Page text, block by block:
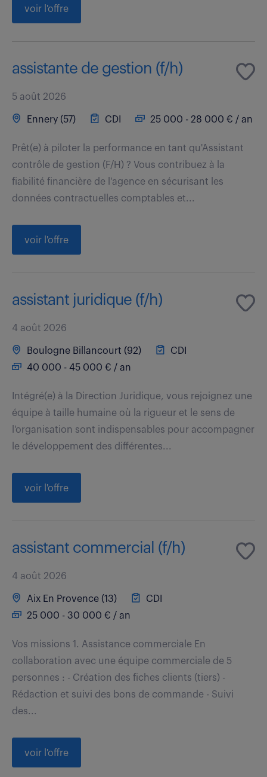
voir l'offre
assistante de gestion (f/h)
5 août 2026
Ennery (57) CDI 25 000 - 28 000 € / an
Prêt(e) à piloter la performance en tant qu'Assistant
contrôle de gestion (F/H) ? Vous contribuez à la
fiabilité financière de l'agence en sécurisant les
données contractuelles comptables et...
voir l'offre
assistant juridique (f/h)
4 août 2026
Boulogne Billancourt (92)
CDI
40 000 - 45 000 € / an
Intégré(e) à la Direction Juridique, vous rejoignez une
équipe à taille humaine où la rigueur et le sens de
l'organisation sont indispensables pour accompagner
le développement des différentes...
voir l'offre
assistant commercial (f/h)
4 août 2026
Aix En Provence (13)
CDI
25 000 - 30 000 € / an
Vos missions 1. Assistance commerciale En
collaboration avec une équipe commerciale de 5
personnes : - Création des fiches clients (tiers) -
Rédaction et suivi des bons de commande - Suivi
des...
voir l'offre